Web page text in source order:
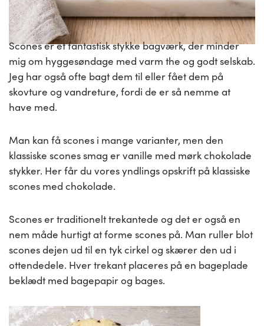
Scones er et fantastisk stykke bagværk, der minder
mig om hyggesøndage med varm the og godt selskab.
Jeg har også ofte bagt dem til eller fået dem på
skovture og vandreture, fordi de er så nemme at
have med.
Man kan få scones i mange varianter, men den
klassiske scones smag er vanille med mørk chokolade
stykker. Her får du vores yndlings opskrift på klassiske
scones med chokolade.
Scones er traditionelt trekantede og det er også en
nem måde hurtigt at forme scones på. Man ruller blot
scones dejen ud til en tyk cirkel og skærer den ud i
ottendedele. Hver trekant placeres på en bageplade
beklædt med bagepapir og bages.